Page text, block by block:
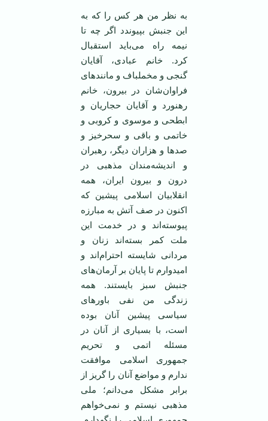
به نظر من هر کس را که به
این جنبش بپیوندد اگر چه تا
نیمه راه می‌باید استقبال
کرد. خانم عبادی، آقایان
گنجی و مخملباف و مانند‌های
فراوان‌شان در بیرون، خانم
رهنورد و آقایان حجاریان و
ابطحی و موسوی و کروبی و
خاتمی ‌و باقی و سحرخیز و
صد‌ها و هزاران دیگر، رهبران
و اندیشه‌مندان مذهبی در
درون و بیرون ایران، همه
انقلابیان اسلامی ‌پیشین که
اکنون در صف آتش به مبارزه
پیوسته‌اند و در خدمت این
ملت کمر بسته‌اند زنان و
مردانی شایسته احترام‌اند و
امیدوارم تا پایان بر آرمان‌های
جنبش سبز بایستند. همه
زندگی من نفی باور‌های
سیاسی پیشین آنان بوده
است، با بسیاری از آنان در
مسئله اتمی ‌و تحریم
جمهوری اسلامی ‌موافقت
ندارم و مواضع آنان را گریز از
برابر مشکل می‌دانم؛ ملی
مذهبی نیستم و نمی‌خواهم